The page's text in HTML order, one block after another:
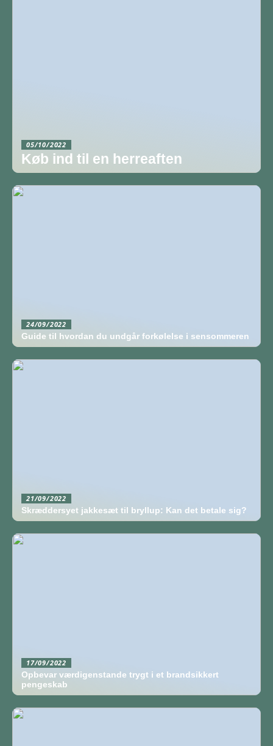
05/10/2022
Køb ind til en herreaften
24/09/2022
Guide til hvordan du undgår forkølelse i sensommeren
21/09/2022
Skræddersyet jakkesæt til bryllup: Kan det betale sig?
17/09/2022
Opbevar værdigenstande trygt i et brandsikkert
pengeskab